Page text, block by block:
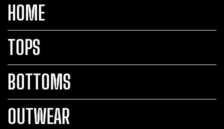
HOME
TOPS
BOTTOMS
OUTWEAR